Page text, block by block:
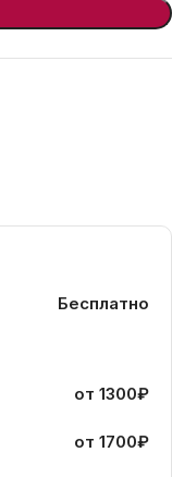
Бесплатно
от 1300₽
от 1700₽